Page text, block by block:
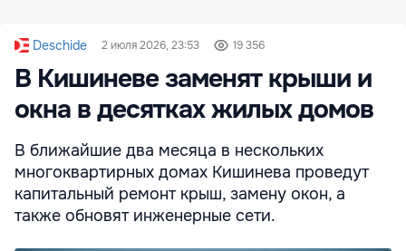
Deschide 2 июля 2026, 23:53 19 356
В Кишиневе заменят крыши и
окна в десятках жилых домов
В ближайшие два месяца в нескольких
многоквартирных домах Кишинева проведут
капитальный ремонт крыш, замену окон, а
также обновят инженерные сети.